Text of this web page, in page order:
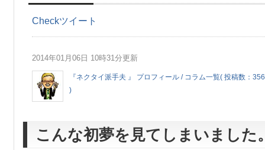
Checkツイート
2014年01月06日 10時31分更新
『ネクタイ派手夫 』 プロフィール / コラム一覧( 投稿数：356
)
こんな初夢を見てしまいました